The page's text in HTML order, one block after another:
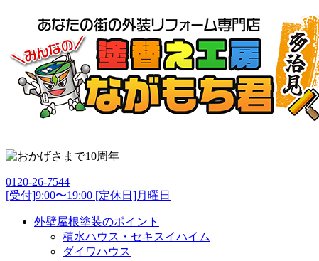
0120-26-7544
[受付]9:00〜19:00 [定休日]月曜日
外壁屋根塗装のポイント
積水ハウス・セキスイハイム
ダイワハウス